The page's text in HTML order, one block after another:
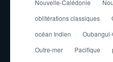
Nouvelle-Calédonie
oblitérations classiques
océan Indien
Outre-mer
Pacifique